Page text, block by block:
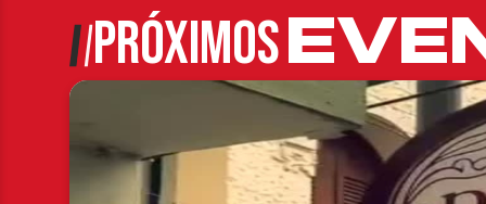
PRÓXIMOS